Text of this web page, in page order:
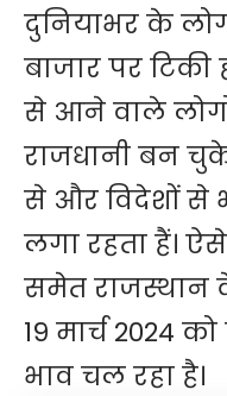
दुनियाभर के
बाजार पर टिकी
से आने वाले
राजधानी बन
से और विदेशों से
लगा रहता हैं।
समेत
19 मार्च 2024
भाव चल रहा है।